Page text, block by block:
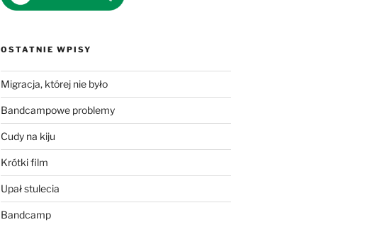
OSTATNIE WPISY
Migracja, której nie było
Bandcampowe problemy
Cudy na kiju
Krótki film
Upał stulecia
Bandcamp